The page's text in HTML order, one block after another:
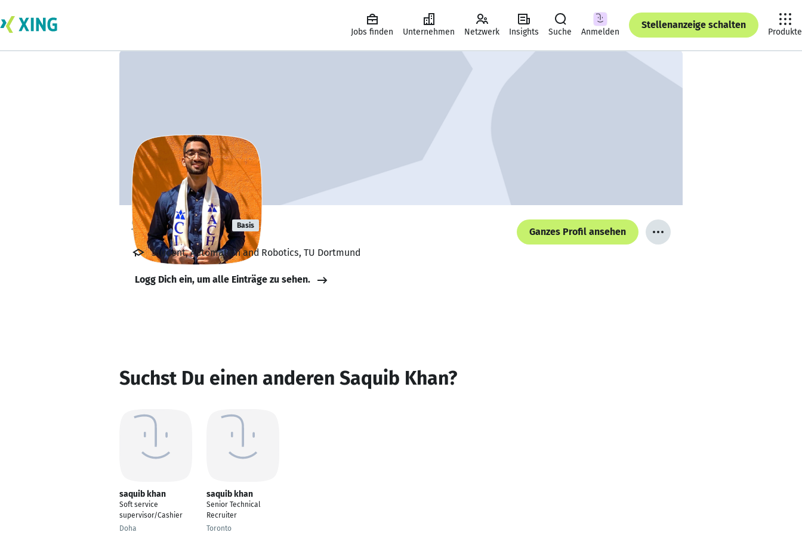
Jobs finden Unternehmen Netzwerk Insights Suche Anmelden
Stellenanzeige schalten
Produkte
Saquib Khan Basis
Ganzes Profil ansehen
Student, Automation and Robotics, TU Dortmund
Logg Dich ein, um alle Einträge zu sehen.
Suchst Du einen anderen Saquib Khan?
saquib khan
Soft service
supervisor/Cashier
Doha
saquib khan
Senior Technical
Recruiter
Toronto